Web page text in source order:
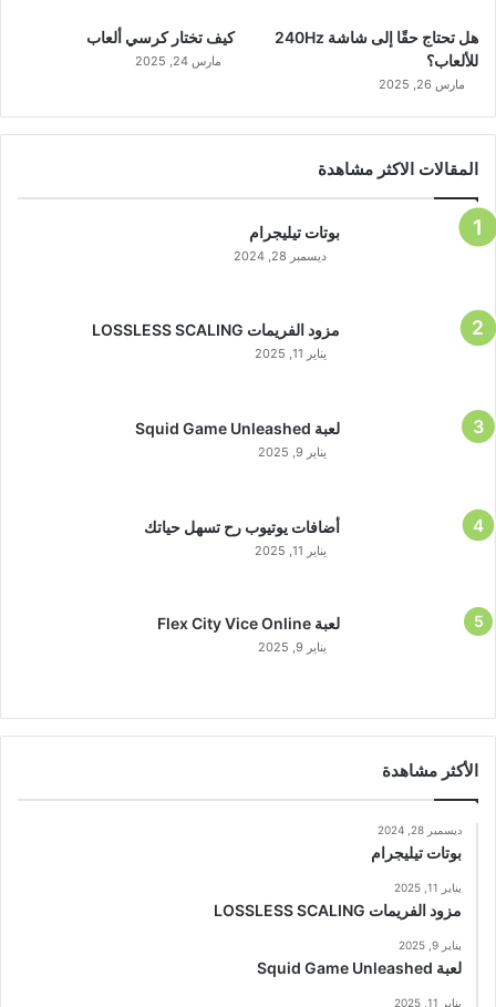
هل تحتاج حقًا إلى شاشة 240Hz
للألعاب؟
مارس 26, 2025
كيف تختار كرسي ألعاب
مارس 24, 2025
المقالات الاكثر مشاهدة
بوتات تيليجرام
ديسمبر 28, 2024
مزود الفريمات LOSSLESS SCALING
يناير 11, 2025
لعبة Squid Game Unleashed
يناير 9, 2025
أضافات يوتيوب رح تسهل حياتك
يناير 11, 2025
لعبة Flex City Vice Online
يناير 9, 2025
الأكثر مشاهدة
ديسمبر 28, 2024
بوتات تيليجرام
يناير 11, 2025
مزود الفريمات LOSSLESS SCALING
يناير 9, 2025
لعبة Squid Game Unleashed
يناير 11, 2025